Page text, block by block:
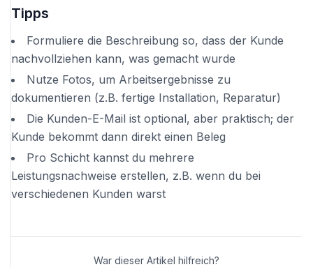
Tipps
Formuliere die Beschreibung so, dass der Kunde
nachvollziehen kann, was gemacht wurde
Nutze Fotos, um Arbeitsergebnisse zu
dokumentieren (z.B. fertige Installation, Reparatur)
Die Kunden-E-Mail ist optional, aber praktisch; der
Kunde bekommt dann direkt einen Beleg
Pro Schicht kannst du mehrere
Leistungsnachweise erstellen, z.B. wenn du bei
verschiedenen Kunden warst
War dieser Artikel hilfreich?